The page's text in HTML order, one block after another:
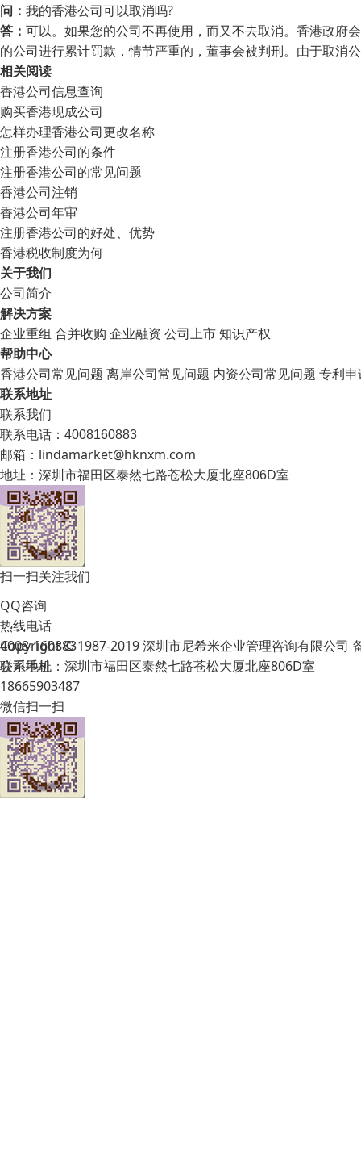
问： 我的香港公司可以取消吗?
答： 可以。如果您的公司不再使用，而又不去取消。香港政府
的公司进行累计罚款，情节严重的，董事会被判刑。由于取消
相关阅读
香港公司信息查询
购买香港现成公司
怎样办理香港公司更改名称
注册香港公司的条件
注册香港公司的常见问题
香港公司注销
香港公司年审
注册香港公司的好处、优势
香港税收制度为何
关于我们
公司简介
解决方案
企业重组 合并收购 企业融资 公司上市知识产权
帮助中心
香港公司常见问题 离岸公司常见问题 内资公司常见问题 专利
联系地址
联系我们
联系电话：4008160883
邮箱：lindamarket@hknxm.com
地址： 深圳市福田区泰然七路苍松大厦北座806D室
扫一扫关注我们
Copyright © 1987-2019 深圳市尼希米企业管理咨询有限公司
公司地址：深圳市福田区泰然七路苍松大厦北座806D室
QQ咨询
热线电话
4008-160883
联系手机
18665903487
微信扫一扫